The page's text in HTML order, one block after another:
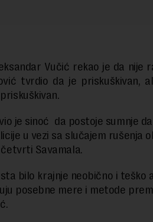
Vučić rekao je da nije
tvrdio da je priskuškivan,
je sinoć da postoje sumnje
u vezi sa slučajem rušenja
Savamala.
bilo krajnje neobično i teško
posebne mere i metode